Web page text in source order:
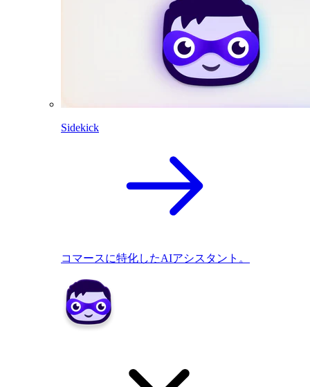
Sidekick
コマースに特化したAIアシスタント。